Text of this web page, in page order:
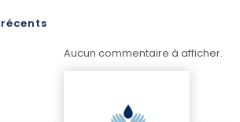
Aucun commentaire à afficher.